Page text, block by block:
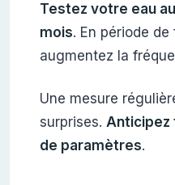
Testez votre eau
mois. En période
augmentez la
Une mesure
surprises. Anticipez
de paramètres.